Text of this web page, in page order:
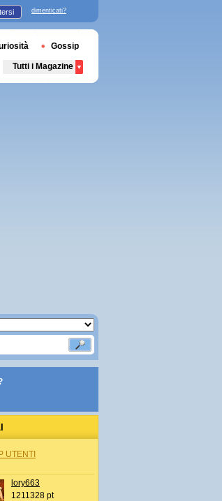
UTENTI
lory663
1211328 pt
dimenticati?
Gossip
Tutti i Magazine